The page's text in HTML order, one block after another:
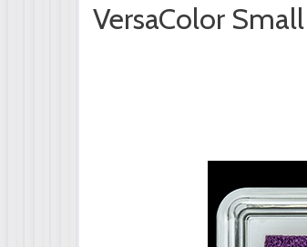
VersaColor